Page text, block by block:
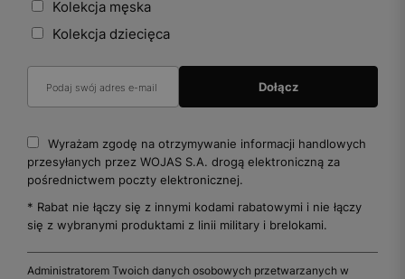
Kolekcja męska
Kolekcja dziecięca
Wyrażam zgodę na otrzymywanie informacji handlowych
przesyłanych przez WOJAS S.A. drogą elektroniczną za
pośrednictwem poczty elektronicznej.
* Rabat nie łączy się z innymi kodami rabatowymi i nie łączy
się z wybranymi produktami z linii military i brelokami.
Administratorem Twoich danych osobowych przetwarzanych w